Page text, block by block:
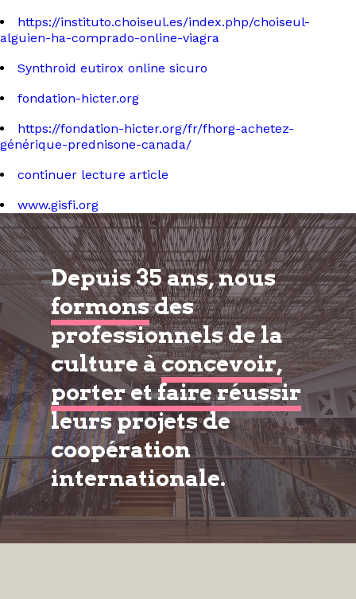
https://instituto.choiseul.es/index.php/choiseul-
alguien-ha-comprado-online-viagra
Synthroid eutirox online sicuro
fondation-hicter.org
https://fondation-hicter.org/fr/fhorg-achetez-
générique-prednisone-canada/
continuer lecture article
www.gisfi.org
Depuis 35 ans, nous
formonsdes
professionnels de la
culture àconcevoir,
porter et faire réussir
leurs projets de
coopération
internationale.